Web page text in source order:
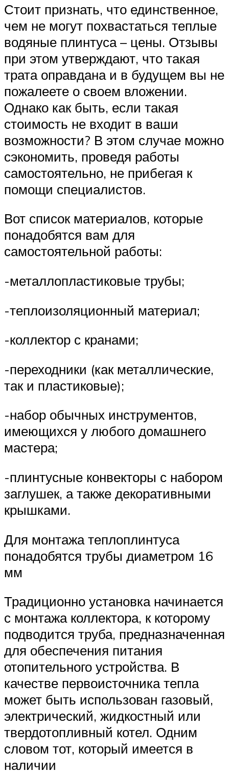
Стоит признать, что единственное,
чем не могут похвастаться теплые
водяные плинтуса – цены. Отзывы
при этом утверждают, что такая
трата оправдана и в будущем вы не
пожалеете о своем вложении.
Однако как быть, если такая
стоимость не входит в ваши
возможности? В этом случае можно
сэкономить, проведя работы
самостоятельно, не прибегая к
помощи специалистов.
Вот список материалов, которые
понадобятся вам для
самостоятельной работы:
-металлопластиковые трубы;
-теплоизоляционный материал;
-коллектор с кранами;
-переходники (как металлические,
так и пластиковые);
-набор обычных инструментов,
имеющихся у любого домашнего
мастера;
-плинтусные конвекторы с набором
заглушек, а также декоративными
крышками.
Для монтажа теплоплинтуса
понадобятся трубы диаметром 16
мм
Традиционно установка начинается
с монтажа коллектора, к которому
подводится труба, предназначенная
для обеспечения питания
отопительного устройства. В
качестве первоисточника тепла
может быть использован газовый,
электрический, жидкостный или
твердотопливный котел. Одним
словом тот, который имеется в
наличии